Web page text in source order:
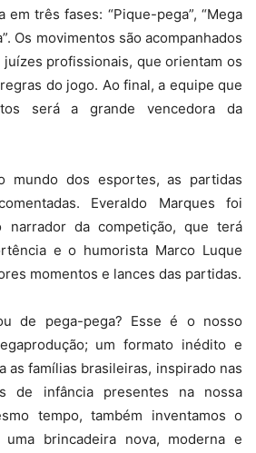
três fases: “Pique-pega”, “Mega
Os movimentos são acompanhados
profissionais, que orientam os
do jogo. Ao final, a equipe que
será a grande vencedora da
mundo dos esportes, as partidas
Everaldo Marques foi
narrador da competição, que terá
e o humorista Marco Luque
momentos e lances das partidas.
de pega-pega? Esse é o nosso
um formato inédito e
as famílias brasileiras, inspirado nas
de infância presentes na nossa
tempo, também inventamos o
brincadeira nova, moderna e